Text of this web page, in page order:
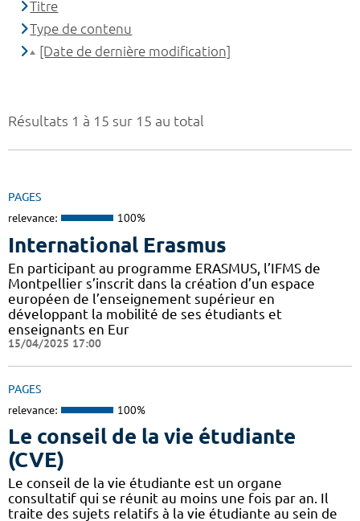
Résultats 1 à 15 sur 15 au total
PAGES
relevance: 100%
International Erasmus
En participant au programme ERASMUS, l’IFMS de
Montpellier s’inscrit dans la création d’un espace
européen de l’enseignement supérieur en
développant la mobilité de ses étudiants et
enseignants en Eur
15/04/2025 17:00
PAGES
relevance: 100%
Le conseil de la vie étudiante
(CVE)
Le conseil de la vie étudiante est un organe
consultatif qui se réunit au moins une fois par an. Il
traite des sujets relatifs à la vie étudiante au sein de
Titre
Type de contenu
[Date de dernière modification]